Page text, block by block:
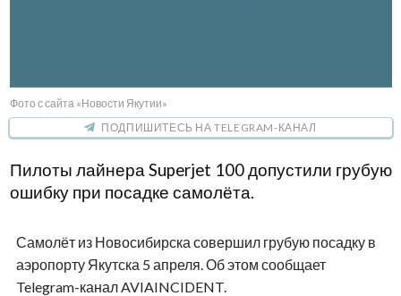
Фото с сайта «Новости Якутии»
ПОДПИШИТЕСЬ НА TELEGRAM-КАНАЛ
Пилоты лайнера Superjet 100 допустили грубую
ошибку при посадке самолёта.
Самолёт из Новосибирска совершил грубую посадку в
аэропорту Якутска 5 апреля. Об этом сообщает
Telegram-канал AVIAINCIDENT.